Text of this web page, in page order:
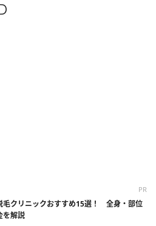
PR
毛クリニックおすすめ15選！ 全身・部位
を解説